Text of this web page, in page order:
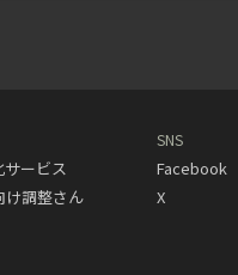
ービス
け調整さん
SNS
Facebook
X